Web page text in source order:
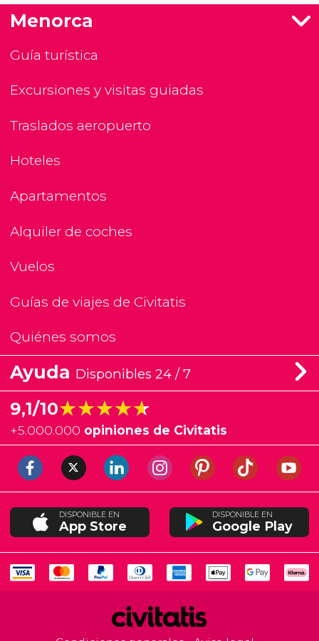
Menorca
Guía turística
Excursiones y visitas guiadas
Traslados aeropuerto
Hoteles
Apartamentos
Alquiler de coches
Vuelos
Guías de viajes de Civitatis
Quiénes somos
Ayuda Disponibles 24 / 7
9,1/10★★★★★
★★★★★
+5.000.000 opiniones de Civitatis
DISPONIBLE EN
App Store
DISPONIBLE EN
Google Play